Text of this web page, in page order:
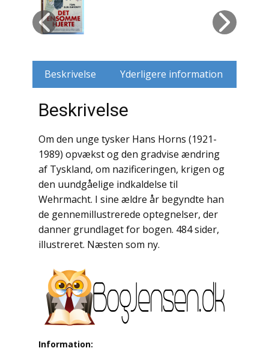
Husdyr
Krige / Slag
Krop / Sind
Kunst
Landbrug / Skovbrug
Litteraturhistorie
Lufttrafik / Fly
Lystfiskeri
Beskrivelse Yderligere information
Beskrivelse
Om den unge tysker Hans Horns (1921-
1989) opvækst og den gradvise ændring
af Tyskland, om nazificeringen, krigen og
den uundgåelige indkaldelse til
Wehrmacht. I sine ældre år begyndte han
de gennemillustrerede optegnelser, der
danner grundlaget for bogen. 484 sider,
illustreret. Næsten som ny.
Information: